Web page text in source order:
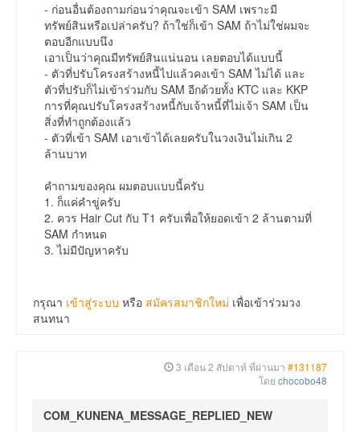
- ก่อนอื่นต้องถามก่อนว่าคุณจะเข้า SAM เพราะมี
ทรัพย์สินหรือเปล่าครับ? ถ้าใช่ก็เข้า SAM ถ้าไม่ใช่ผมจะ
ตอบอีกแบบนึง
เอาเป็นว่าคุณมีทรัพย์สินแน่นอน เลยตอบได้แบบนี้
- ตัวที่ปรับโครงสร้างหนี้ไปแล้วคงเข้า SAM ไม่ได้ และ
ตัวที่ปรับก็ไม่เข้าร่วมกับ SAM อีกด้วยทั้ง KTC และ KKP
การที่คุณปรับโครงสร้างหนี้กับเจ้าหนี้ที่ไม่เจ้า SAM เป็น
สิ่งที่ทำถูกต้องแล้ว
- ตัวที่เข้า SAM เอาเข้าได้เลยครับในวงเงินไม่เกิน 2
ล้านบาท
คำถามของคุณ ผมตอบแบบนี้ครับ
1. ก็แค่คำขู่ครับ
2. ควร Hair Cut กับ T1 ครับเพื่อให้ยอดเข้า 2 ล้านตามที่
SAM กำหนด
3. ไม่มีปัญหาครับ
กรุณา เข้าสู่ระบบ หรือ สมัครสมาชิกใหม่ เพื่อเข้าร่วมวง
สนทนา
3 เดือน 2 สัปดาห์ ที่ผ่านมา #131187
โดย chocobo48
COM_KUNENA_MESSAGE_REPLIED_NEW